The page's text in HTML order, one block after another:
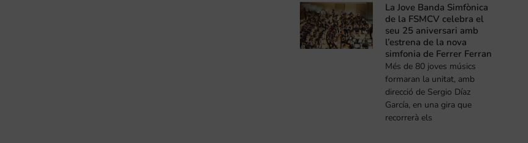
La Jove Banda Simfònica
de la FSMCV celebra el
seu 25 aniversari amb
l’estrena de la nova
simfonia de Ferrer Ferran
Més de 80 joves músics
formaran la unitat, amb
direcció de Sergio Díaz
García, en una gira que
recorrerà els